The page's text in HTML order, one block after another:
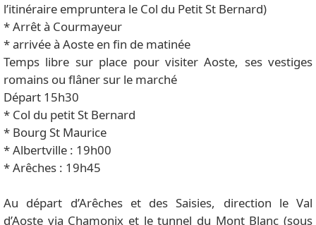
l’itinéraire empruntera le Col du Petit St Bernard)
* Arrêt à Courmayeur
* arrivée à Aoste en fin de matinée
Temps libre sur place pour visiter Aoste, ses vestiges
romains ou flâner sur le marché
Départ 15h30
* Col du petit St Bernard
* Bourg St Maurice
* Albertville : 19h00
* Arêches : 19h45
Au départ d’Arêches et des Saisies, direction le Val
d’Aoste via Chamonix et le tunnel du Mont Blanc (sous